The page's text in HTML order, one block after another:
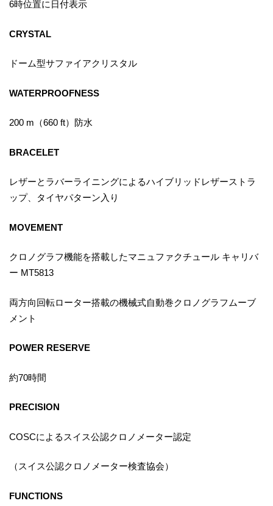
6時位置に日付表示
CRYSTAL
ドーム型サファイアクリスタル
WATERPROOFNESS
200 m（660 ft）防水
BRACELET
レザーとラバーライニングによるハイブリッドレザーストラ
ップ、タイヤパターン入り
MOVEMENT
クロノグラフ機能を搭載したマニュファクチュール キャリバ
ー MT5813
両方向回転ローター搭載の機械式自動巻クロノグラフムーブ
メント
POWER RESERVE
約70時間
PRECISION
COSCによるスイス公認クロノメーター認定
（スイス公認クロノメーター検査協会）
FUNCTIONS